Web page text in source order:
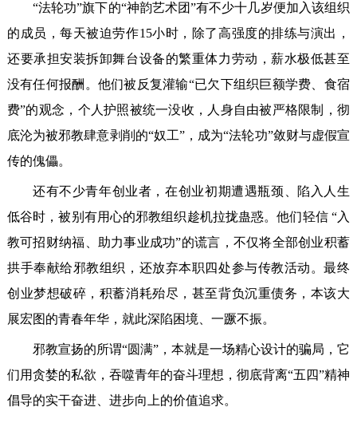
“法轮功”旗下的“神韵艺术团”有不少十几岁便加入该组织
的成员，每天被迫劳作15小时，除了高强度的排练与演出，
还要承担安装拆卸舞台设备的繁重体力劳动，薪水极低甚至
没有任何报酬。他们被反复灌输“已欠下组织巨额学费、食宿
费”的观念，个人护照被统一没收，人身自由被严格限制，彻
底沦为被邪教肆意剥削的“奴工”，成为“法轮功”敛财与虚假宣
传的傀儡。
还有不少青年创业者，在创业初期遭遇瓶颈、陷入人生
低谷时，被别有用心的邪教组织趁机拉拢蛊惑。他们轻信 “入
教可招财纳福、助力事业成功”的谎言，不仅将全部创业积蓄
拱手奉献给邪教组织，还放弃本职四处参与传教活动。最终
创业梦想破碎，积蓄消耗殆尽，甚至背负沉重债务，本该大
展宏图的青春年华，就此深陷困境、一蹶不振。
邪教宣扬的所谓“圆满”，本就是一场精心设计的骗局，它
们用贪婪的私欲，吞噬青年的奋斗理想，彻底背离“五四”精神
倡导的实干奋进、进步向上的价值追求。